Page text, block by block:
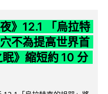
》12.1 「烏拉特
不為提高世界首
》縮短約 10 分